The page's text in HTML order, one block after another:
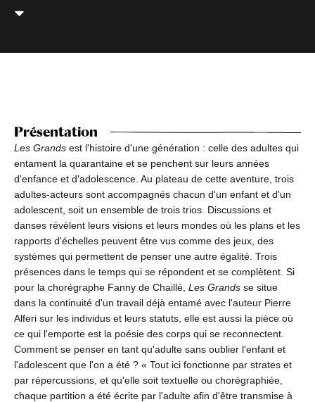
Présentation
Les Grands est l'histoire d'une génération : celle des adultes qui
entament la quarantaine et se penchent sur leurs années
d'enfance et d'adolescence. Au plateau de cette aventure, trois
adultes-acteurs sont accompagnés chacun d'un enfant et d'un
adolescent, soit un ensemble de trois trios. Discussions et
danses révèlent leurs visions et leurs mondes où les plans et les
rapports d'échelles peuvent être vus comme des jeux, des
systèmes qui permettent de penser une autre égalité. Trois
présences dans le temps qui se répondent et se complètent. Si
pour la chorégraphe Fanny de Chaillé, Les Grands se situe
dans la continuité d'un travail déjà entamé avec l'auteur Pierre
Alferi sur les individus et leurs statuts, elle est aussi la pièce où
ce qui l'emporte est la poésie des corps qui se reconnectent.
Comment se penser en tant qu'adulte sans oublier l'enfant et
l'adolescent que l'on a été ? « Tout ici fonctionne par strates et
par répercussions, et qu'elle soit textuelle ou chorégraphiée,
chaque partition a été écrite par l'adulte afin d'être transmise à